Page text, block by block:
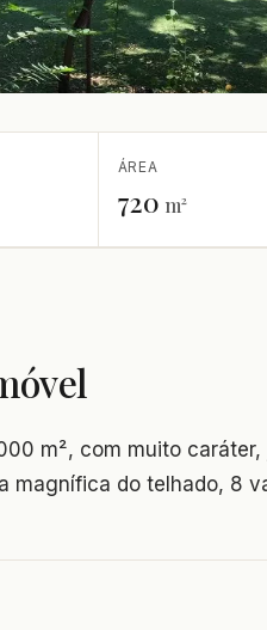
ÁREA
720 m²
m², com muito
magnífica do telhado, 8